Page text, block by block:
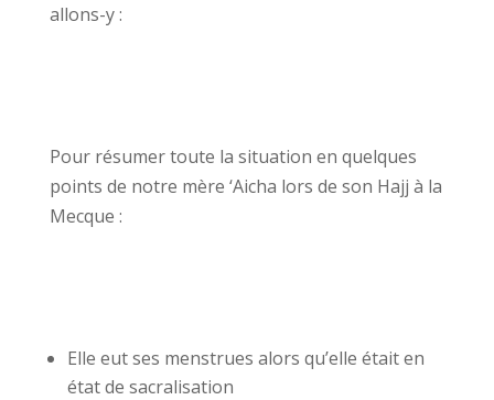
allons-y :
Pour résumer toute la situation en quelques
points de notre mère ‘Aicha lors de son Hajj à la
Mecque :
Elle eut ses menstrues alors qu’elle était en
état de sacralisation